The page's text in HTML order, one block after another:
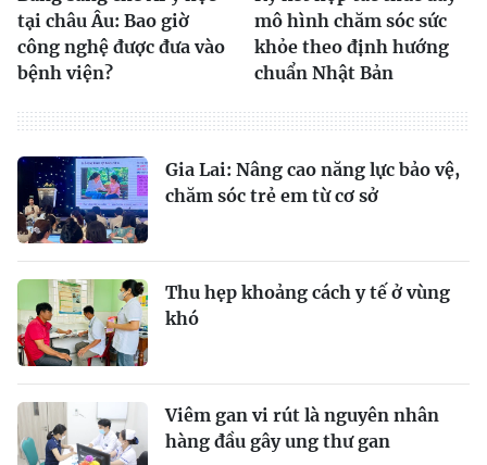
tại châu Âu: Bao giờ
công nghệ được đưa vào
bệnh viện?
mô hình chăm sóc sức
khỏe theo định hướng
chuẩn Nhật Bản
Gia Lai: Nâng cao năng lực bảo vệ,
chăm sóc trẻ em từ cơ sở
Thu hẹp khoảng cách y tế ở vùng
khó
Viêm gan vi rút là nguyên nhân
hàng đầu gây ung thư gan